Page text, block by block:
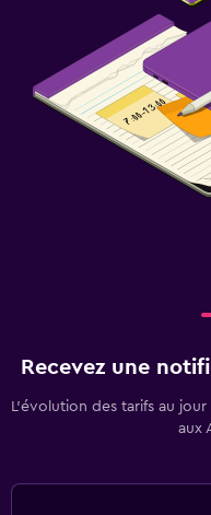
Recevez une
L’évolution des tarifs au
aux